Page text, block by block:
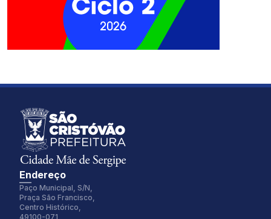
Endereço
Paço Municipal, S/N,
Praça São Francisco,
Centro Histórico,
49100-071